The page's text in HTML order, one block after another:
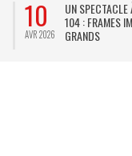
10
AVR 2026
UN SPECTACLE
104 : FRAMES
GRANDS